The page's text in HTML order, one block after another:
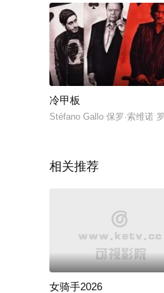
冷甲板
Stéfano Gallo 保罗·索维诺
相关推荐
女骑手2026